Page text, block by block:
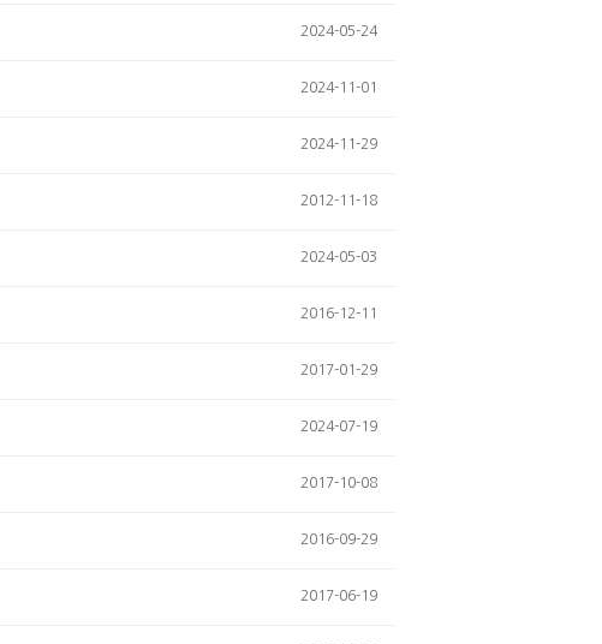
2024-05-24
2024-11-01
2024-11-29
2012-11-18
2024-05-03
2016-12-11
2017-01-29
2024-07-19
2017-10-08
2016-09-29
2017-06-19